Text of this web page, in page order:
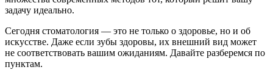
задачу идеально.
Сегодня стоматология — это не только о здоровье, но и об
искусстве. Даже если зубы здоровы, их внешний вид может
не соответствовать вашим ожиданиям. Давайте разберемся по
пунктам.